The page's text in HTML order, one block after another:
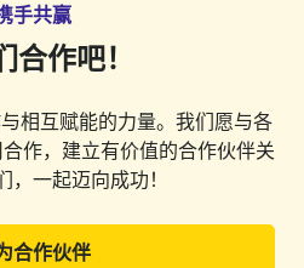
手共赢
合作吧！
相互赋能的力量。我们愿与各
作，建立有价值的合作伙伴关
，一起迈向成功！
合作伙伴